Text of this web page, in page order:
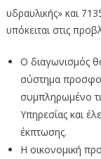
υδραυλικής» και
υπόκειται στις
Ο διαγωνισμός
σύστημα
συμπληρωμένο
Υπηρεσίας και
έκπτωσης.
Η οικονομική